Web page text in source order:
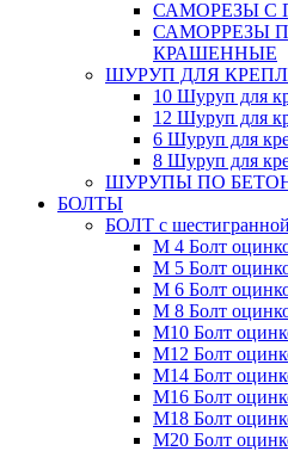
САМОРЕЗЫ С
САМОРРЕЗЫ
КРАШЕННЫЕ
ШУРУП ДЛЯ
10 Шуруп для
12 Шуруп для
6 Шуруп для
8 Шуруп для
ШУРУПЫ ПО
БОЛТЫ
БОЛТ с
М 4 Болт
М 5 Болт
М 6 Болт
М 8 Болт
М10 Болт
М12 Болт
М14 Болт
М16 Болт
М18 Болт
М20 Болт